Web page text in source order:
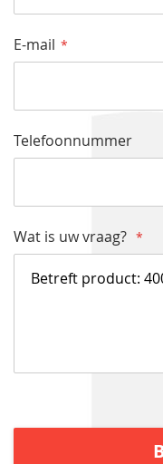
E-mail
Telefoonnummer
Wat is uw vraag?